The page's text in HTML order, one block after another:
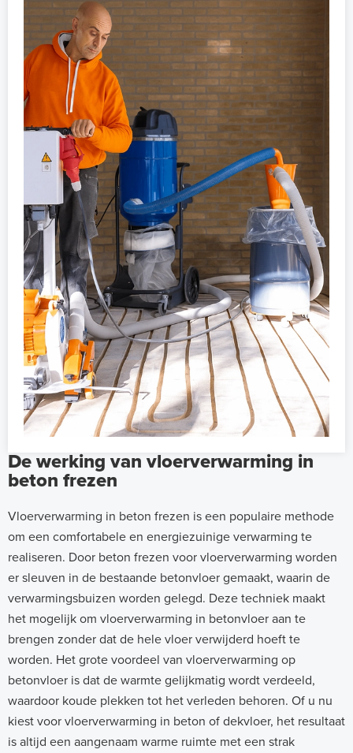
De werking van vloerverwarming in
beton frezen
Vloerverwarming in beton frezen is een populaire methode
om een comfortabele en energiezuinige verwarming te
realiseren. Door beton frezen voor vloerverwarming worden
er sleuven in de bestaande betonvloer gemaakt, waarin de
verwarmingsbuizen worden gelegd. Deze techniek maakt
het mogelijk om vloerverwarming in betonvloer aan te
brengen zonder dat de hele vloer verwijderd hoeft te
worden. Het grote voordeel van vloerverwarming op
betonvloer is dat de warmte gelijkmatig wordt verdeeld,
waardoor koude plekken tot het verleden behoren. Of u nu
kiest voor vloerverwarming in beton of dekvloer, het resultaat
is altijd een aangenaam warme ruimte met een strak